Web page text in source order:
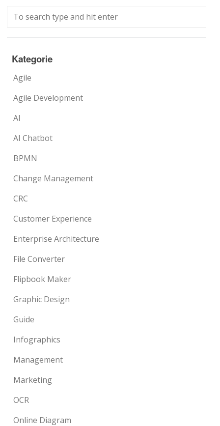
Kategorie
Agile
Agile Development
AI
AI Chatbot
BPMN
Change Management
CRC
Customer Experience
Enterprise Architecture
File Converter
Flipbook Maker
Graphic Design
Guide
Infographics
Management
Marketing
OCR
Online Diagram